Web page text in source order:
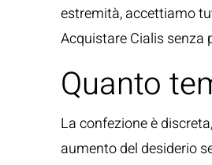
estremità, accettiamo
Acquistare Cialis senza
Quanto
La confezione è
aumento del desiderio